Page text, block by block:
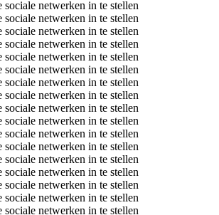
netwerken in te stellen
netwerken in te stellen
netwerken in te stellen
netwerken in te stellen
netwerken in te stellen
netwerken in te stellen
netwerken in te stellen
netwerken in te stellen
netwerken in te stellen
netwerken in te stellen
netwerken in te stellen
netwerken in te stellen
netwerken in te stellen
netwerken in te stellen
netwerken in te stellen
netwerken in te stellen
netwerken in te stellen